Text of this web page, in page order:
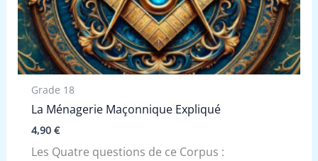
Grade 18
La Ménagerie Maçonnique Expliqué
4,90 €
Les Quatre questions de ce Corpus :